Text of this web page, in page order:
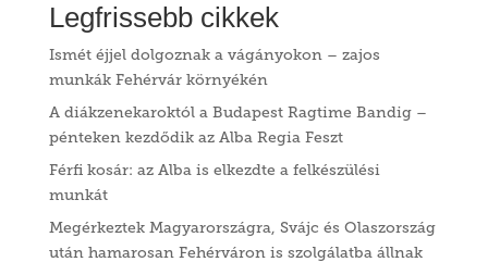
Legfrissebb cikkek
Ismét éjjel dolgoznak a vágányokon – zajos
munkák Fehérvár környékén
A diákzenekaroktól a Budapest Ragtime Bandig –
pénteken kezdődik az Alba Regia Feszt
Férfi kosár: az Alba is elkezdte a felkészülési
munkát
Megérkeztek Magyarországra, Svájc és Olaszország
után hamarosan Fehérváron is szolgálatba állnak